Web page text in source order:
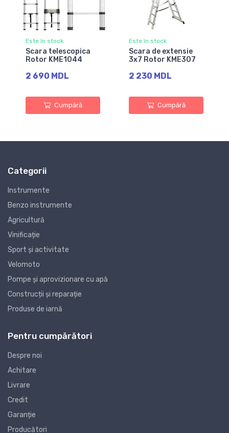
Este în stock
Scara telescopica
Rotor KME1044
2 690 MDL
Cumpără
Este în stock
Scara de extensie
3x7 Rotor KME307
2 230 MDL
Cumpără
Categorii
Instrumente
Benzo instrumente
Agricultură
Vinificație
Sport și activitate
Velomoto
Pompe și aprovizionare cu apă
Construcții și reparație
Produse de iarnă
Pentru cumpărători
Despre noi
Achitare
Livrare
Credit
Garanție
Producători